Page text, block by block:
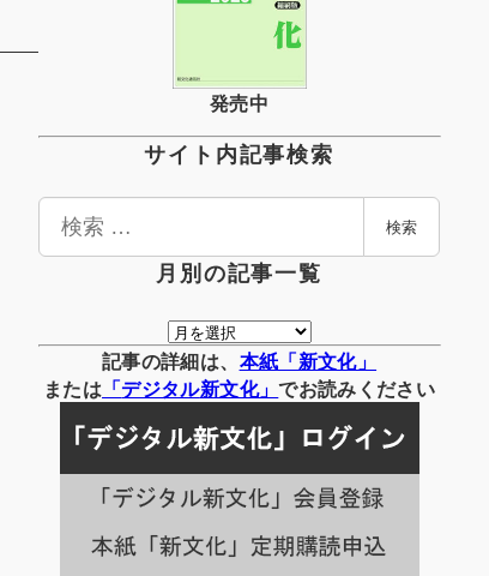
発売中
サイト内記事検索
検
検索
月別の記事一覧
月
別
の
事
一
覧
記事の詳細は、 本紙「新文化」
または 「デジタル新文化」でお読みください